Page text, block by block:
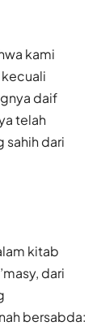
kami
daif
telah
sahih dari
kitab
dari
bersabda: